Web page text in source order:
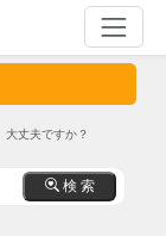
検 索
大丈夫ですか？